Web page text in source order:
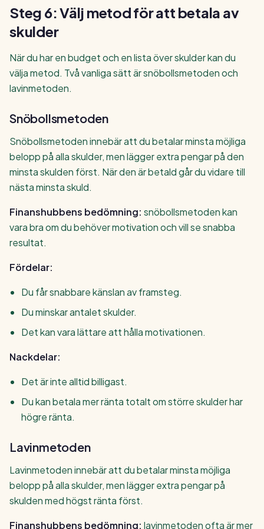
Steg 6: Välj metod för att betala av
skulder
När du har en budget och en lista över skulder kan du
välja metod. Två vanliga sätt är snöbollsmetoden och
lavinmetoden.
Snöbollsmetoden
Snöbollsmetoden innebär att du betalar minsta möjliga
belopp på alla skulder, men lägger extra pengar på den
minsta skulden först. När den är betald går du vidare till
nästa minsta skuld.
Finanshubbens bedömning: snöbollsmetoden kan
vara bra om du behöver motivation och vill se snabba
resultat.
Fördelar:
Du får snabbare känslan av framsteg.
Du minskar antalet skulder.
Det kan vara lättare att hålla motivationen.
Nackdelar:
Det är inte alltid billigast.
Du kan betala mer ränta totalt om större skulder har
högre ränta.
Lavinmetoden
Lavinmetoden innebär att du betalar minsta möjliga
belopp på alla skulder, men lägger extra pengar på
skulden med högst ränta först.
Finanshubbens bedömning: lavinmetoden ofta är mer